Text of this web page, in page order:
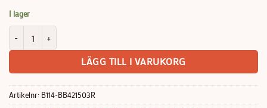
I lager
LÄGG TILL I VARUKORG
Artikelnr: B114-BB421503R